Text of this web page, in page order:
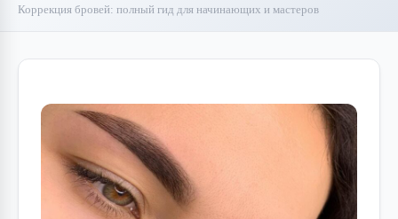
Коррекция бровей: полный гид для начинающих и мастеров